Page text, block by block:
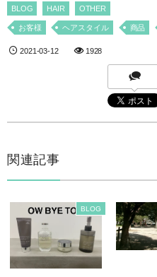
BLOG HAIR OTHER
お客様 ヘアスタイル 商品
2021-03-12 1928
関連記事
BLOG